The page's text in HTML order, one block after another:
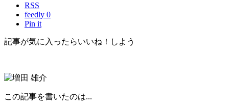
RSS
feedly 0
Pin it
記事が気に入ったらいいね！しよう
この記事を書いたのは...